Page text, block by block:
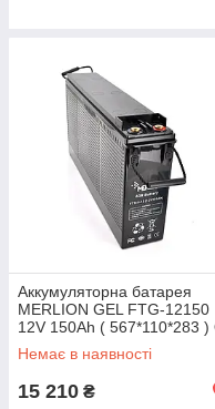
Аккумуляторна батарея
MERLION GEL FTG-12150
12V 150Ah ( 567*110*283 )
44.5 кг
Немає в наявності
15 210 ₴